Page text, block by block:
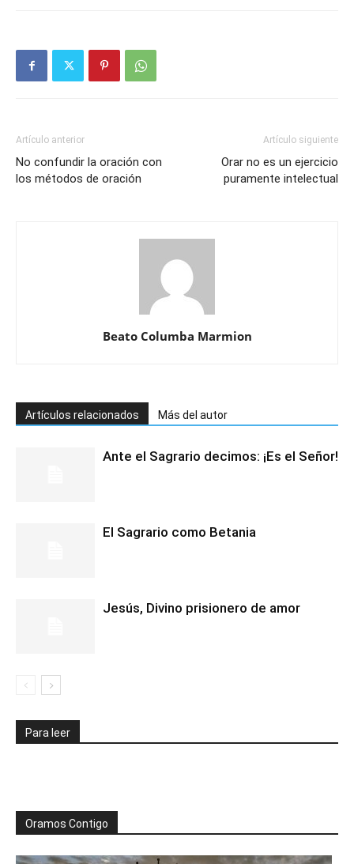
Artículo anterior
No confundir la oración con
los métodos de oración
Artículo siguiente
Orar no es un ejercicio
puramente intelectual
Beato Columba Marmion
Artículos relacionados Más del autor
Ante el Sagrario decimos: ¡Es el Señor!
El Sagrario como Betania
Jesús, Divino prisionero de amor
Para leer
Oramos Contigo